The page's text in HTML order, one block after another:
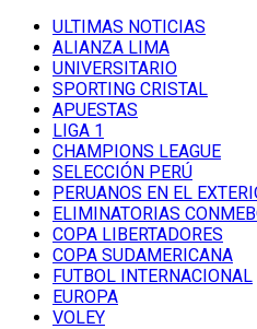
ULTIMAS NOTICIAS
ALIANZA LIMA
UNIVERSITARIO
SPORTING CRISTAL
APUESTAS
LIGA 1
CHAMPIONS LEAGUE
SELECCIÓN PERÚ
PERUANOS EN EL
ELIMINATORIAS
COPA LIBERTADORES
COPA SUDAMERICANA
FUTBOL INTERNACIONAL
EUROPA
VOLEY